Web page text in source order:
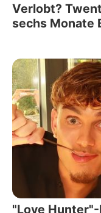
Verlobt?
sechs Monate
"Love